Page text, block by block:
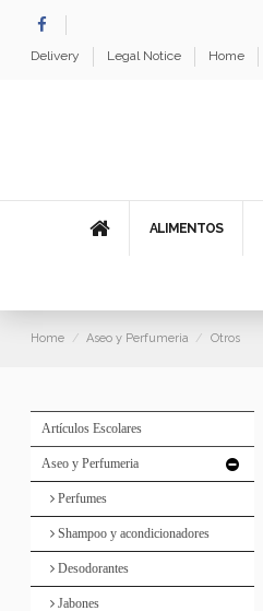
Delivery Legal Notice Home
ALIMENTOS
Home Aseo y Perfumeria Otros
Artículos Escolares
Aseo y Perfumeria
Perfumes
Shampoo y acondicionadores
Desodorantes
Jabones